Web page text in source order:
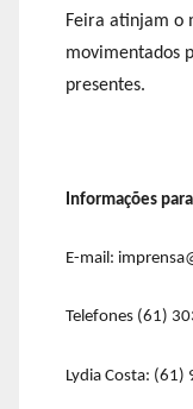
Feira atinjam o
movimentados
presentes.
Informações
E-mail:
Telefones (61)
Lydia Costa: